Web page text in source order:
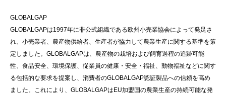
GLOBALGAP
GLOBALGAPは1997年に非公式組織である欧州小売業協会によって発足さ
れ、小売業者、農産物供給者、生産者が協力して農業生産に関する基準を策
定しました。GLOBALGAPは、農産物の栽培および飼育過程の追跡可能
性、食品安全、環境保護、従業員の健康・安全・福祉、動物福祉などに関す
る包括的な要求を提案し、消費者のGLOBALGAP認証製品への信頼を高め
ました。これにより、GLOBALGAPはEU加盟国の農業生産の持続可能な発